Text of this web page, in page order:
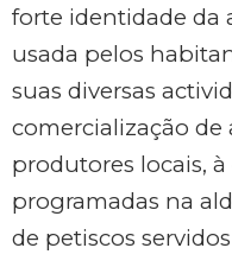
forte identidade da
usada pelos
suas diversas
comercialização de
produtores locais,
programadas na
de petiscos